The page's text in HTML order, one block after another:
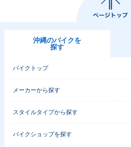
沖縄のバイクを
探す
バイクトップ
メーカーから探す
スタイルタイプから探す
バイクショップを探す